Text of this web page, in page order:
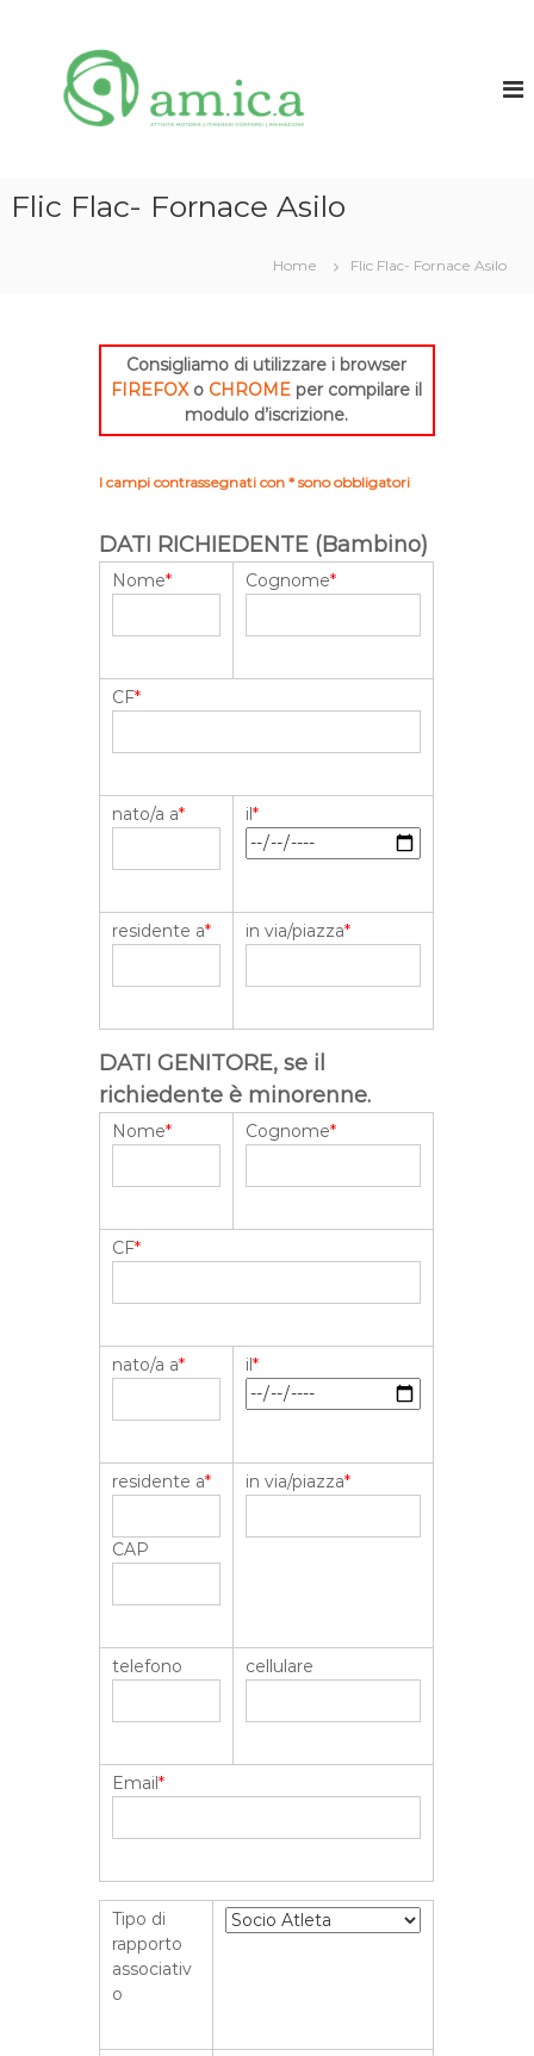
Flic Flac- Fornace Asilo
Home Flic Flac- Fornace Asilo
Consigliamo di utilizzare i browser
FIREFOXo CHROME per compilare il
modulo d’iscrizione.
I campi contrassegnati con * sono obbligatori
DATI RICHIEDENTE (Bambino)
Nome* Cognome*
CF*
nato/a a* il*
residente a* in via/piazza*
DATI GENITORE, se il
richiedente è minorenne.
Nome* Cognome*
CF*
nato/a a* il*
residente a*
CAP
in via/piazza*
telefono cellulare
Email*
Tipo di
rapporto
associativ
o